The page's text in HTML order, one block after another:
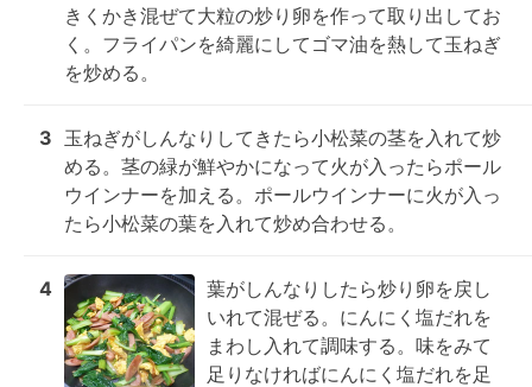
きくかき混ぜて大粒の炒り卵を作って取り出してお
く。フライパンを綺麗にしてゴマ油を熱して玉ねぎ
を炒める。
3 玉ねぎがしんなりしてきたら小松菜の茎を入れて炒
める。茎の緑が鮮やかになって火が入ったらポール
ウインナーを加える。ポールウインナーに火が入っ
たら小松菜の葉を入れて炒め合わせる。
4
葉がしんなりしたら炒り卵を戻し
いれて混ぜる。にんにく塩だれを
まわし入れて調味する。味をみて
足りなければにんにく塩だれを足